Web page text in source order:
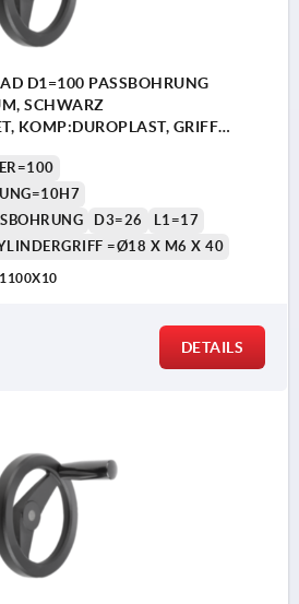
D1=100 PASSBOHRUNG
SCHWARZ
KOMP:DUROPLAST, GRIFF
D3=26
L1=17
=Ø18 X M6 X 40
DETAILS